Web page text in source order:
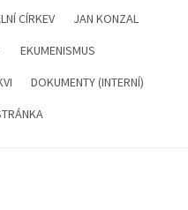
CÍRKEV
JAN KONZAL
EKUMENISMUS
DOKUMENTY (INTERNÍ)